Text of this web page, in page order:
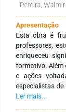
Pereira,
Apresentação
Esta obra é
professores,
enriqueceu
formativo. Além
e ações
especialistas de
a Instituições
Ler mais...